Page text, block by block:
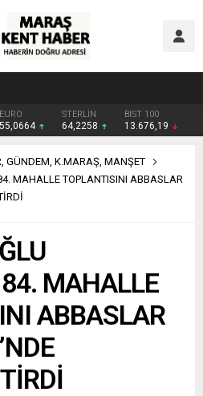
EURO
55,0664
STERLİN
64,2258
BIST 100
13.676,19
, GÜNDEM, K.MARAŞ, MANŞET
MAHALLE TOPLANTISINI ABBASLAR
MAHALLE
ABBASLAR